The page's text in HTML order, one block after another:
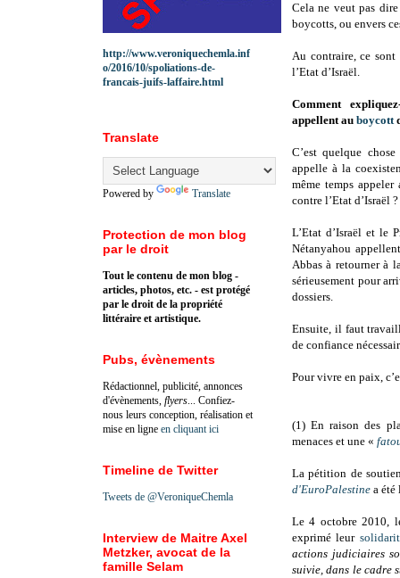
Cela ne veut pas
boycotts, ou envers
Au contraire, ce sont
l’Etat d’Israël.
Comment
appellent au boycott
C’est quelque
appelle à la
même temps
contre l’Etat d’Israël
L’Etat d’Israël et le
Nétanyahou
Abbas à retourner à
sérieusement pour
dossiers.
Ensuite, il faut
de confiance
Pour vivre en paix,
(1) En raison des
menaces et une «
La pétition de
d'EuroPalestine a été
Le 4 octobre 2010,
exprimé leur
actions judiciaires
suivie, dans le cadre
http://www.veroniquechemla.inf
o/2016/10/spoliations-de-
francais-juifs-laffaire.html
Translate
Powered by Translate
Protection de mon blog
par le droit
Tout le contenu de mon blog -
articles, photos, etc. - est protégé
par le droit de la propriété
littéraire et artistique.
Pubs, évènements
Rédactionnel, publicité, annonces
d'évènements, flyers ... Confiez-
nous leurs conception, réalisation et
mise en ligne en cliquant ici
Timeline de Twitter
Tweets de @VeroniqueChemla
Interview de Maitre Axel
Metzker, avocat de la
famille Selam